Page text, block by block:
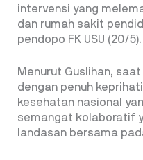
intervensi yang
dan rumah sakit
pendopo FK USU (20/5).
Menurut Guslihan,
dengan penuh
kesehatan nasional
semangat kolaboratif
landasan bersama